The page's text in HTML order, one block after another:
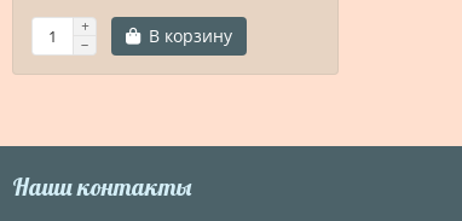
В корзину
Наши контакты